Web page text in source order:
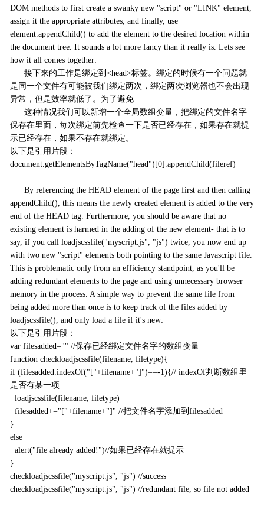
DOM methods to first create a swanky new "script" or "LINK" element,
assign it the appropriate attributes, and finally, use
element.appendChild() to add the element to the desired location within
the document tree. It sounds a lot more fancy than it really is. Lets see
how it all comes together:
接下来的工作是绑定到<head>标签。绑定的时候有一个问题就
是同一个文件有可能被我们绑定两次，绑定两次浏览器也不会出现
异常，但是效率就低了。为了避免
这种情况我们可以新增一个全局数组变量，把绑定的文件名字
保存在里面，每次绑定前先检查一下是否已经存在，如果存在就提
示已经存在，如果不存在就绑定。
以下是引用片段：
document.getElementsByTagName("head")[0].appendChild(fileref)
By referencing the HEAD element of the page first and then calling
appendChild(), this means the newly created element is added to the very
end of the HEAD tag. Furthermore, you should be aware that no
existing element is harmed in the adding of the new element- that is to
say, if you call loadjscssfile("myscript.js", "js") twice, you now end up
with two new "script" elements both pointing to the same Javascript file.
This is problematic only from an efficiency standpoint, as you'll be
adding redundant elements to the page and using unnecessary browser
memory in the process. A simple way to prevent the same file from
being added more than once is to keep track of the files added by
loadjscssfile(), and only load a file if it's new:
以下是引用片段：
var filesadded="" //保存已经绑定文件名字的数组变量
function checkloadjscssfile(filename, filetype){
if (filesadded.indexOf("["+filename+"]")==-1){// indexOf判断数组里
是否有某一项
loadjscssfile(filename, filetype)
filesadded+="["+filename+"]" //把文件名字添加到filesadded
}
else
alert("file already added!")//如果已经存在就提示
}
checkloadjscssfile("myscript.js", "js") //success
checkloadjscssfile("myscript.js", "js") //redundant file, so file not added